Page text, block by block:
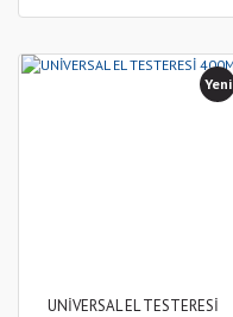
Yeni
UNİVERSAL EL TESTERESİ